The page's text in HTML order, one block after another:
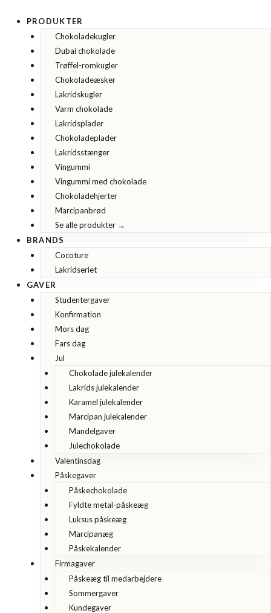
indholdet
PRODUKTER
Chokoladekugler
Dubai chokolade
Trøffel-romkugler
Chokoladeæsker
Lakridskugler
Varm chokolade
Lakridsplader
Chokoladeplader
Lakridsstænger
Vingummi
Vingummi med chokolade
Chokoladehjerter
Marcipanbrød
Se alle produkter →
BRANDS
Cocoture
Lakridseriet
GAVER
Studentergaver
Konfirmation
Mors dag
Fars dag
Jul
Chokolade julekalender
Lakrids julekalender
Karamel julekalender
Marcipan julekalender
Mandelgaver
Julechokolade
Valentinsdag
Påskegaver
Påskechokolade
Fyldte metal-påskeæg
Luksus påskeæg
Marcipanæg
Påskekalender
Firmagaver
Påskeæg til medarbejdere
Sommergaver
Kundegaver
2
stk.
Varm
chokolade
skumfiduser
antal